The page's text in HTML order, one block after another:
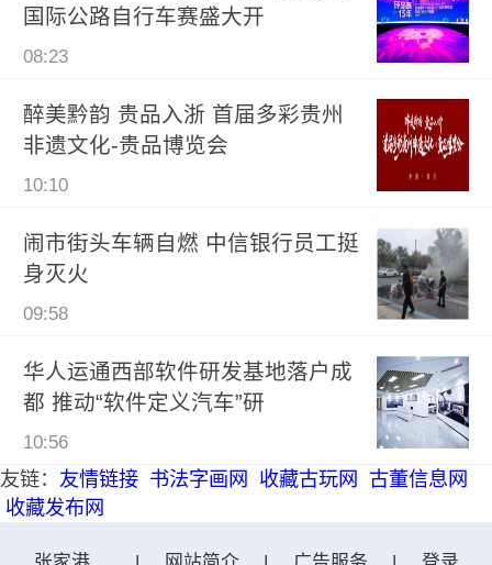
国际公路自行车赛盛大开
08:23
醉美黔韵 贵品入浙 首届多彩贵州
非遗文化-贵品博览会
10:10
闹市街头车辆自燃 中信银行员工挺
身灭火
09:58
华人运通西部软件研发基地落户成
都 推动“软件定义汽车”研
10:56
友链： 友情链接 书法字画网 收藏古玩网
古董信息网
收藏发布网